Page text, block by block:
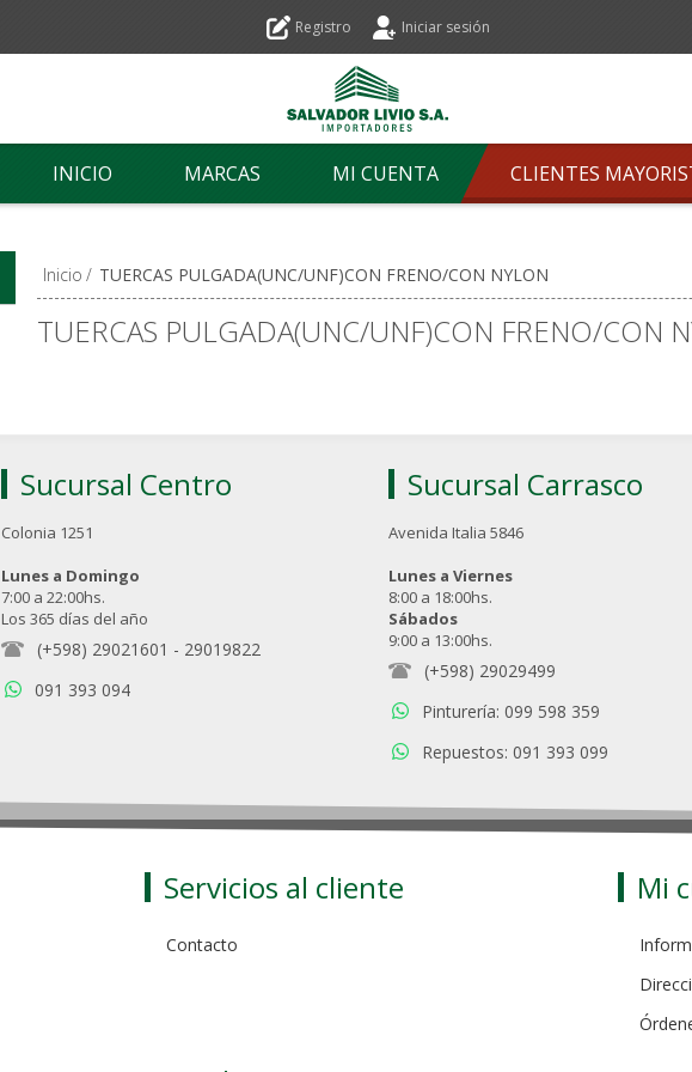
Registro Iniciar sesión
INICIO MARCAS MI CUENTA CLIENTES
Inicio / TUERCAS PULGADA(UNC/UNF)CON FRENO/CON NYLON
TUERCAS PULGADA(UNC/UNF)CON FRENO/CON
Sucursal Centro
Colonia 1251
Lunes a Domingo
7:00 a 22:00hs.
Los 365 días del año
(+598) 29021601 - 29019822
091 393 094
Sucursal Carrasco
Avenida Italia 5846
Lunes a Viernes
8:00 a 18:00hs.
Sábados
9:00 a 13:00hs.
(+598) 29029499
Pinturería: 099 598 359
Repuestos: 091 393 099
Servicios al cliente
Contacto
Mi